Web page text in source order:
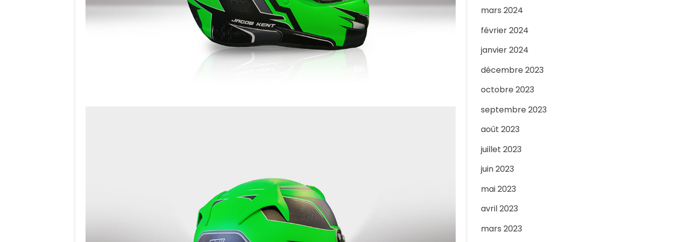
mars 2024
février 2024
janvier 2024
décembre 2023
octobre 2023
septembre 2023
août 2023
juillet 2023
juin 2023
mai 2023
avril 2023
mars 2023